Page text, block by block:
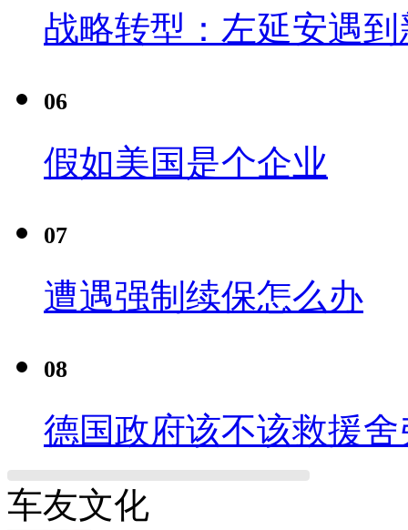
战略转型：左延安遇
06
假如美国是个企业
07
遭遇强制续保怎么办
08
德国政府该不该救援舍
车友文化